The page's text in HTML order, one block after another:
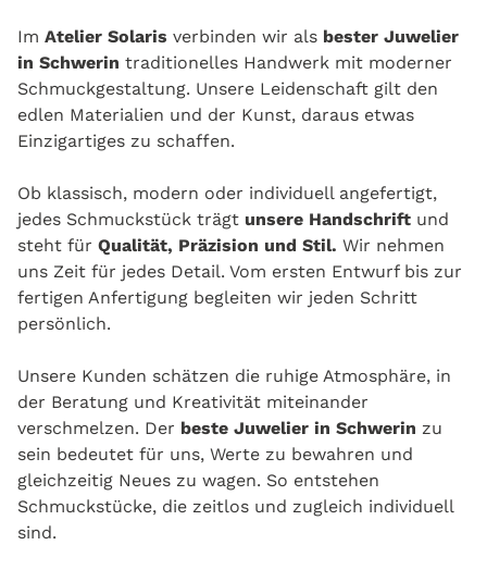
Im Atelier Solaris verbinden wir als bester Juwelier
in Schwerin traditionelles Handwerk mit moderner
Schmuckgestaltung. Unsere Leidenschaft gilt den
edlen Materialien und der Kunst, daraus etwas
Einzigartiges zu schaffen.
Ob klassisch, modern oder individuell angefertigt,
jedes Schmuckstück trägt unsere Handschrift und
steht für Qualität, Präzision und Stil. Wir nehmen
uns Zeit für jedes Detail. Vom ersten Entwurf bis zur
fertigen Anfertigung begleiten wir jeden Schritt
persönlich.
Unsere Kunden schätzen die ruhige Atmosphäre, in
der Beratung und Kreativität miteinander
verschmelzen. Der beste Juwelier in Schwerin zu
sein bedeutet für uns, Werte zu bewahren und
gleichzeitig Neues zu wagen. So entstehen
Schmuckstücke, die zeitlos und zugleich individuell
sind.